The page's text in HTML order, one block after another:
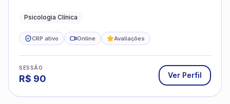
estruturas, com experiência em
Psicologia Clínica
CRP ativo Online Avaliações
SESSÃO
R$ 90 Ver Perfil